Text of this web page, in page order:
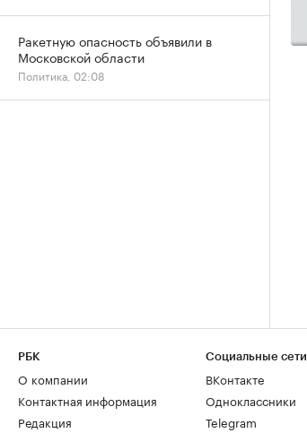
Ракетную опасность объявили в
Московской области
Политика, 02:08
РБК
О компании
Контактная информация
Редакция
Социальные сети
ВКонтакте
Одноклассники
Telegram